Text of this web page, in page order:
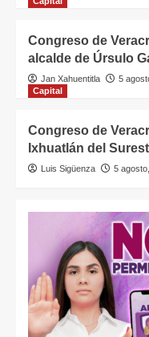
Congreso de
alcalde de Úrsulo
Jan Xahuentitla
5
Capital
Congreso de
Ixhuatlán del
Luis Sigüenza 5